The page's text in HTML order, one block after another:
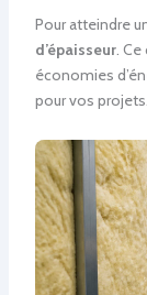
Pour atteindre
d’épaisseur. Ce
économies
pour vos projets.